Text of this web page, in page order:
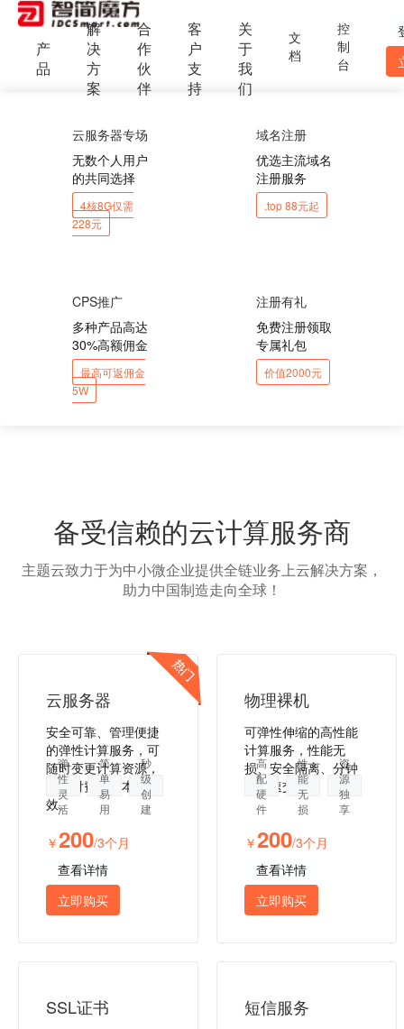
产
品
解
决
方
案
合
作
伙
伴
客
户
支
持
关
于
我
们
文
档
控
制
台
云服务器专场
无数个人用户
的共同选择
4核8G仅需
228元
域名注册
优选主流域名
注册服务
.top 88元起
CPS推广
多种产品高达
30%高额佣金
最高可返佣金
5W
注册有礼
免费注册领取
专属礼包
价值2000元
备受信赖的云计算服务商
主题云致力于为中小微企业提供全链业务上云解决方案，
助力中国制造走向全球！
云服务器
安全可靠、管理便捷
的弹性计算服务，可
随时变更计算资源，
按需付费，降本增
效。
弹
性
灵
活
简
单
易
用
秒
级
创
建
￥200/3个月
查看详情
立即购买
物理裸机
可弹性伸缩的高性能
计算服务，性能无
损、安全隔离、分钟
级极速交付。
高
配
硬
件
性
能
无
损
资
源
独
享
￥200/3个月
查看详情
立即购买
SSL证书 短信服务